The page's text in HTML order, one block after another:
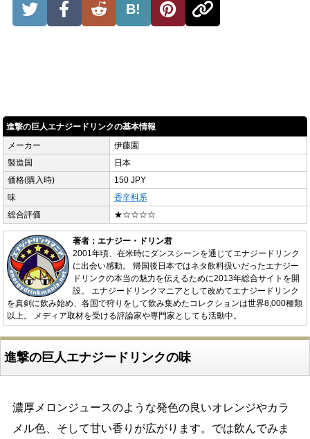
B!
進撃の巨人エナジードリンクの基本情報
メーカー
伊藤園
製造国
日本
価格(購入時)
150 JPY
味
香辛料系
総合評価
★☆☆☆☆
著者：エナジー・ドリン君
2001年頃、在米時にダンスシーンを通じてエナジードリンク
に出会い感動。 帰国後日本ではネタ飲料扱いだったエナジー
ドリンクの本当の魅力を伝えるために2013年総合サイトを開
設。 エナジードリンクマニアとして改めてエナジードリンク
を真剣に飲み始め、各国で狩りをして飲み集めたコレクションは世界8,000種類
以上。 メディア取材を受ける評論家や専門家としても活動中。
進撃の巨人エナジードリンクの味
濃厚メロンジュースのような発色の良いオレンジやカラ
メル色、そして甘い香りが広がります。では飲んでみま